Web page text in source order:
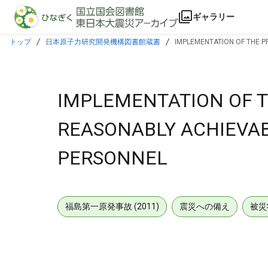
本文に飛ぶ
ギャラリー
トップ 日本原子力研究開発機構図書館蔵書 IMPLEMENTATION OF THE
IMPLEMENTATION OF
REASONABLY
PERSONNEL
福島第一原発事故 (2011) 震災への備え 被災